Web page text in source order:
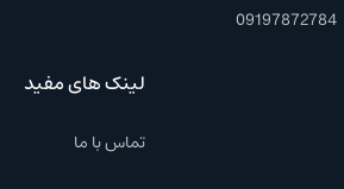
09197872784
لینک های مفید
تماس با ما